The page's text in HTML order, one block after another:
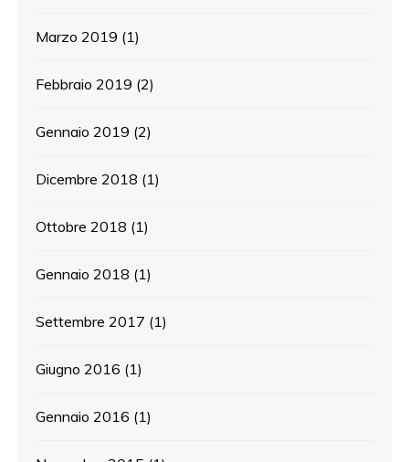
Marzo 2019 (1)
Febbraio 2019 (2)
Gennaio 2019 (2)
Dicembre 2018 (1)
Ottobre 2018 (1)
Gennaio 2018 (1)
Settembre 2017 (1)
Giugno 2016 (1)
Gennaio 2016 (1)